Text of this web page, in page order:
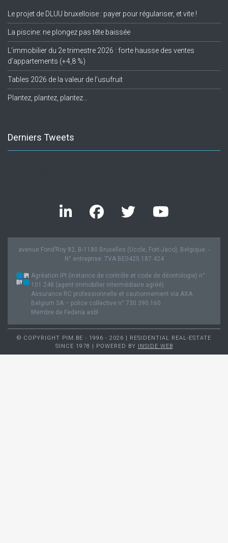
Le projet de DLUU bruxelloise : payer pour régulariser, et vite !
La piscine: ne plongez pas tête baissée
L’immobilier du 2e trimestre 2026 : forte hausse des ventes
d’appartements (+4,8 %)
Tables 2026 de la valeur de l’usufruit
Plantez, plantez, plantez…
Derniers Tweets
avenue Fond’Roy 82, B-1180 Bruxelles (Uccle, Fort-Jaco), Belgique. -
N° entreprise: TVA BE0425.187.424
Agréation IPI (instance de contrôle et code de déontologie) n°
101.248 (agent immobilier intermédiaire agréé).
Assurance RC professionnelle et cautionnement via AXA
Belgium SA – police collective n° 730.390.160
Membre de Federia asbl
© COPYRIGHT PIM.BE - 1996 - 2026 | RESIDENTIAL REAL-ESTATE
SINCE 1978 | POWERED BY INSIDE WEB